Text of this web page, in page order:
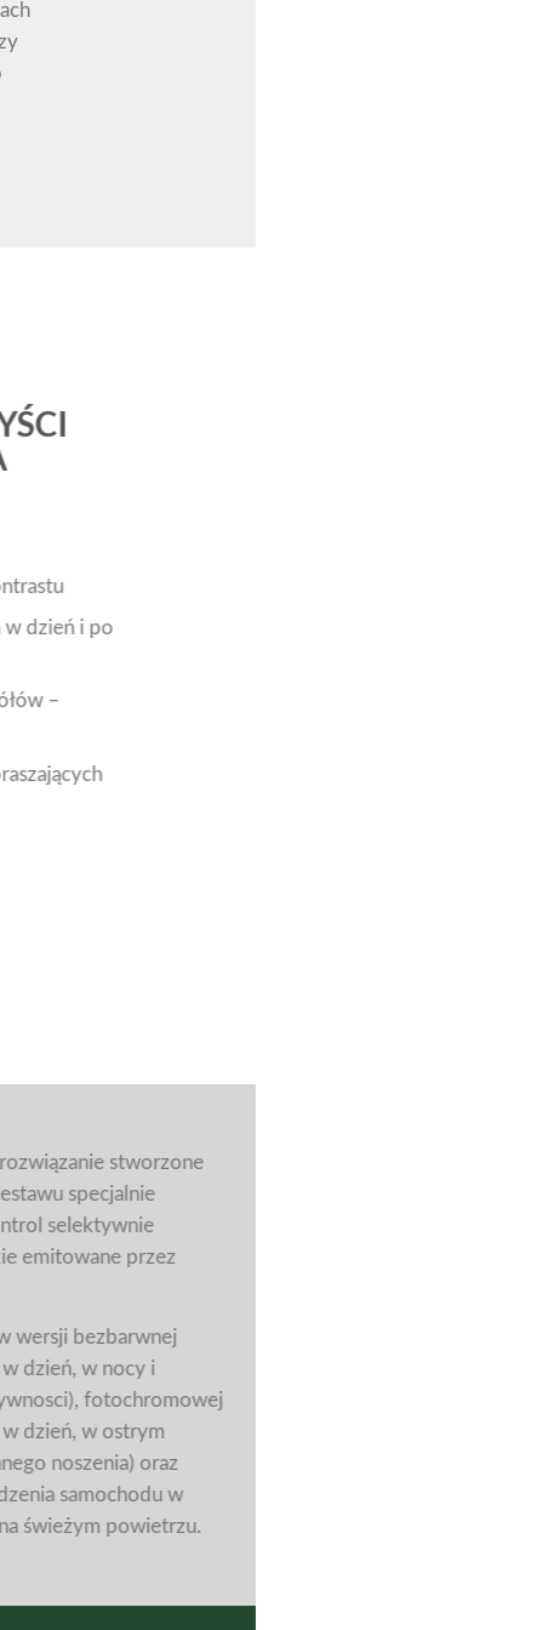
w dzień i po
–
stworzone
specjalnie
selektywnie
emitowane przez
wersji bezbarwnej
w dzień, w nocy i
fotochromowej
w dzień, w ostrym
noszenia) oraz
samochodu w
świeżym powietrzu.